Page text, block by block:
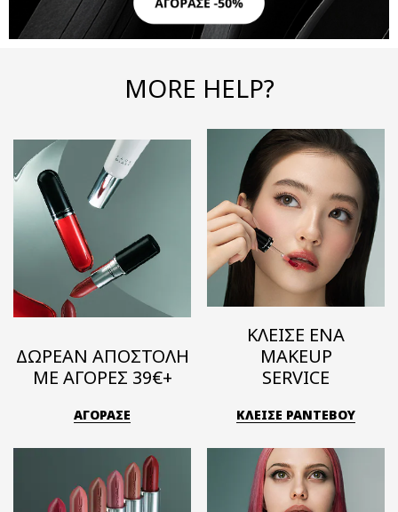
MORE HELP?
ΔΩΡΕΑΝ ΑΠΟΣΤΟΛΗ
ΜΕ ΑΓΟΡΕΣ 39€+
ΑΓΟΡΑΣΕ
ΚΛΕΙΣΕ ΕΝΑ
MAKEUP
SERVICE
ΚΛΕΙΣΕ ΡΑΝΤΕΒΟΥ